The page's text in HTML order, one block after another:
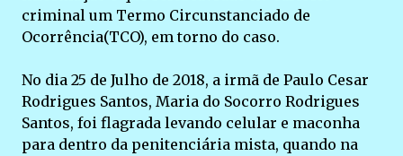
criminal um Termo Circunstanciado de
Ocorrência(TCO), em torno do caso.
No dia 25 de Julho de 2018, a irmã de Paulo Cesar
Rodrigues Santos, Maria do Socorro Rodrigues
Santos, foi flagrada levando celular e maconha
para dentro da penitenciária mista, quando na